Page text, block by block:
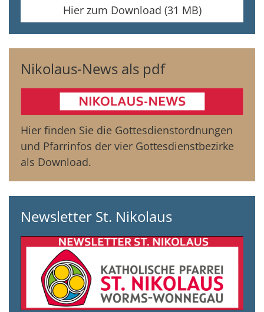
Hier zum Download (31 MB)
Nikolaus-News als pdf
Hier finden Sie die Gottesdienstordnungen
und Pfarrinfos der vier Gottesdienstbezirke
als Download.
Newsletter St. Nikolaus